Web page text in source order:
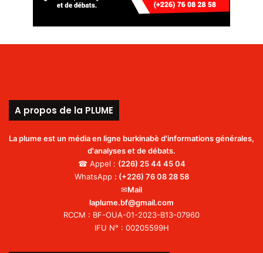
A propos de la PLUME
La plume est un média en ligne burkinabè d'informations générales,
d'analyses et de débats.
☎ Appel : (226) 25 44 45 04
WhatsApp : (+226) 76 08 28 58
✉Mail
laplume.bf@gmail.com
RCCM : BF-OUA-01-2023-B13-07960
IFU N° : 00205599H